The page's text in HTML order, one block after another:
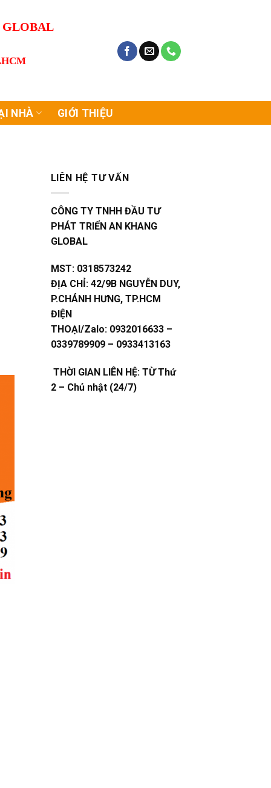
GLOBAL
NHÀ GIỚI THIỆU
LIÊN HỆ TƯ VẤN
CÔNG TY TNHH ĐẦU TƯ
PHÁT TRIỂN AN KHANG
GLOBAL
MST: 0318573242
ĐỊA CHỈ: 42/9B NGUYỄN DUY,
P.CHÁNH HƯNG, TP.HCM
ĐIỆN
THOẠI/Zalo: 0932016633 –
0339789909 – 0933413163
THỜI GIAN LIÊN HỆ: TỪ Thứ
2 – Chủ nhật (24/7)